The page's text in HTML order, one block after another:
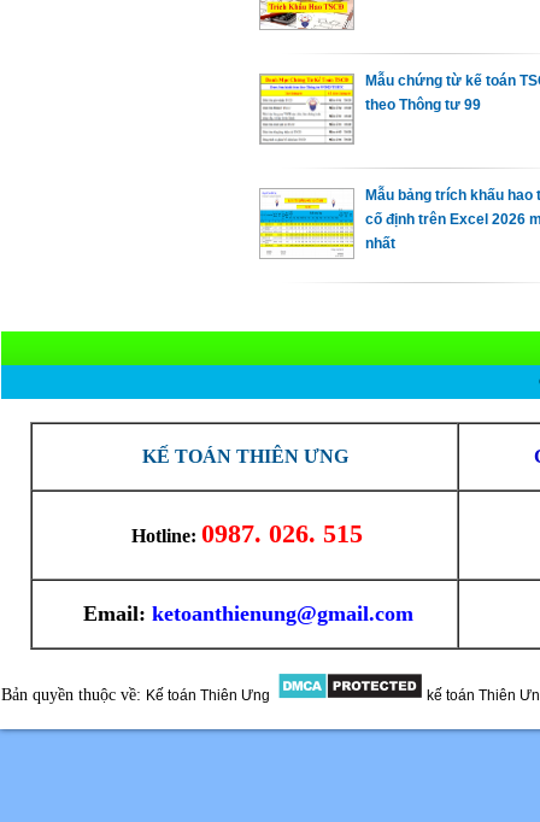
Mẫu chứng từ kế toán
theo Thông tư 99
Mẫu bảng trích khấu hao
cố định trên Excel 2026
nhất
KẾ TOÁN THIÊN ƯNG
Hotline: 0987. 026. 515
Email: ketoanthienung@gmail.com
Bản quyền thuộc về: Kế toán Thiên Ưng kế toán Thiên